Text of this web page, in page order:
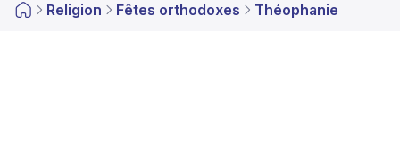
Religion Fêtes orthodoxes Théophanie